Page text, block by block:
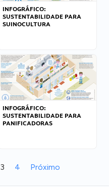
INFOGRÁFICO:
SUSTENTABILIDADE PARA
SUINOCULTURA
INFOGRÁFICO:
SUSTENTABILIDADE PARA
PANIFICADORAS
3 4 Próximo